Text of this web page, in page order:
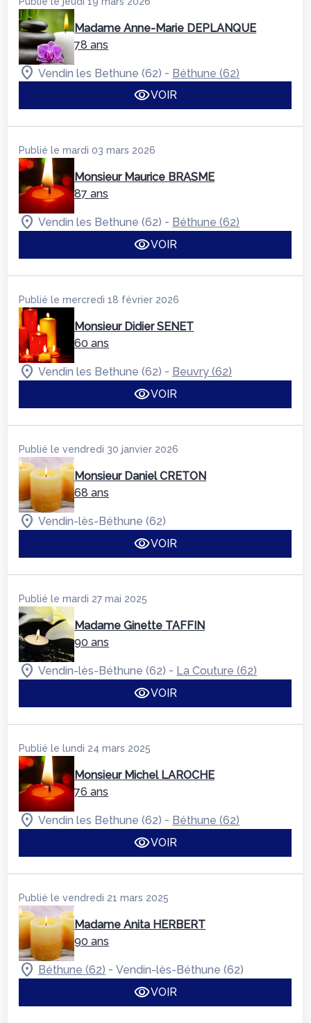
Madame Anne-Marie DEPLANQUE
78 ans
Vendin les Bethune (62) - Béthune (62)
VOIR
Publié le mardi 03 mars 2026
Monsieur Maurice BRASME
87 ans
Vendin les Bethune (62) - Béthune (62)
VOIR
Publié le mercredi 18 février 2026
Monsieur Didier SENET
60 ans
Vendin les Bethune (62) - Beuvry (62)
VOIR
Publié le vendredi 30 janvier 2026
Monsieur Daniel CRETON
68 ans
Vendin-lès-Béthune (62)
VOIR
Publié le mardi 27 mai 2025
Madame Ginette TAFFIN
90 ans
Vendin-lès-Béthune (62) - La Couture (62)
VOIR
Publié le lundi 24 mars 2025
Monsieur Michel LAROCHE
76 ans
Vendin les Bethune (62) - Béthune (62)
VOIR
Publié le vendredi 21 mars 2025
Madame Anita HERBERT
90 ans
Béthune (62) -Vendin-lès-Béthune (62)
VOIR